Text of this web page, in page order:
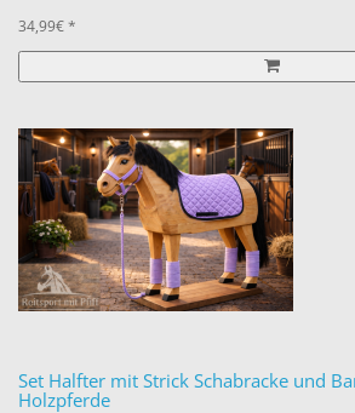
34,99€ *
Set Halfter mit Strick Schabracke und
Holzpferde